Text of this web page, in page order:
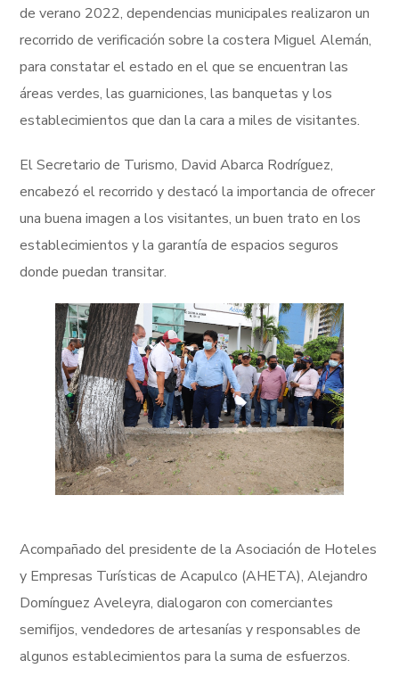
de verano 2022, dependencias municipales realizaron un
recorrido de verificación sobre la costera Miguel Alemán,
para constatar el estado en el que se encuentran las
áreas verdes, las guarniciones, las banquetas y los
establecimientos que dan la cara a miles de visitantes.
El Secretario de Turismo, David Abarca Rodríguez,
encabezó el recorrido y destacó la importancia de ofrecer
una buena imagen a los visitantes, un buen trato en los
establecimientos y la garantía de espacios seguros
donde puedan transitar.
Acompañado del presidente de la Asociación de Hoteles
y Empresas Turísticas de Acapulco (AHETA), Alejandro
Domínguez Aveleyra, dialogaron con comerciantes
semifijos, vendedores de artesanías y responsables de
algunos establecimientos para la suma de esfuerzos.